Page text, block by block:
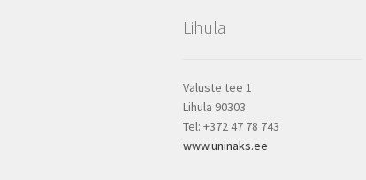
Lihula
Valuste tee 1
Lihula 90303
Tel: +372 47 78 743
www.uninaks.ee